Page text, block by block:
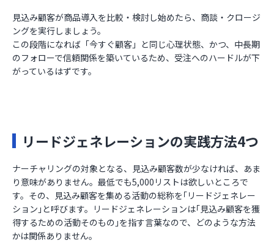
見込み顧客が商品導入を比較・検討し始めたら、商談・クロージ
ングを実行しましょう。
この段階になれば「今すぐ顧客」と同じ心理状態、かつ、中長期
のフォローで信頼関係を築いているため、受注へのハードルが下
がっているはずです。
リードジェネレーションの実践方法4つ
ナーチャリングの対象となる、見込み顧客数が少なければ、あま
り意味がありません。最低でも5,000リストは欲しいところで
す。その、見込み顧客を集める活動の総称を｢リードジェネレー
ション｣と呼びます。リードジェネレーションは｢見込み顧客を獲
得するための活動そのもの｣を指す言葉なので、どのような方法
かは関係ありません。